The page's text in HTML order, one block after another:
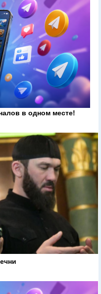
в одном месте!